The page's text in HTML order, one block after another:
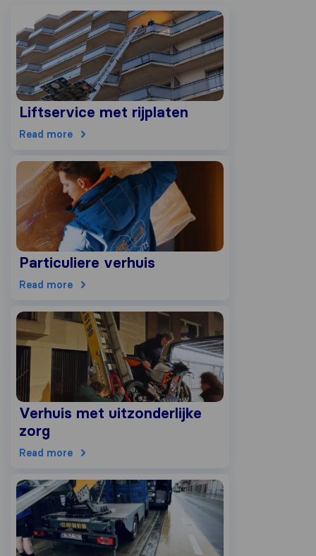
Liftservice met rijplaten
Read more
Particuliere verhuis
Read more
Verhuis met uitzonderlijke
zorg
Read more